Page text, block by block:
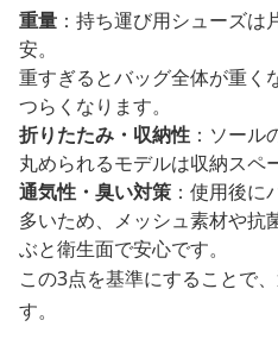
重量 ：持ち運び用シューズ
安。
重すぎるとバッグ全体が重く
つらくなります。
折りたたみ・収納性 ：ソール
丸められるモデルは収納スペ
通気性・臭い対策 ：使用後
多いため、メッシュ素材や抗
ぶと衛生面で安心です。
この3点を基準にすることで
す。